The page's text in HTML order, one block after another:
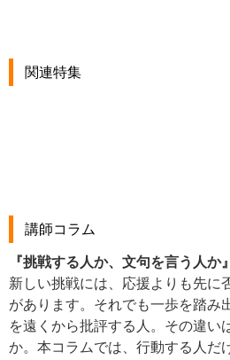
関連特集
講師コラム
『挑戦する人か、文句を言う人か』
新しい挑戦には、応援よりも先に
があります。それでも一歩を踏み
を遠くから批評する人。その違い
か。本コラムでは、行動する人だ